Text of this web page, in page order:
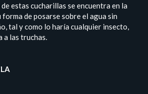
estas cucharillas se encuentra en la
de posarse sobre el agua sin
tal y como lo haría cualquier insecto,
a las truchas.